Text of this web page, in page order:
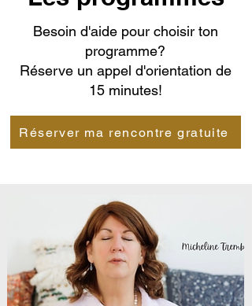
Besoin d'aide pour choisir ton
programme?
Réserve un appel d'orientation de
15 minutes!
Réserver ma rencontre gratuite